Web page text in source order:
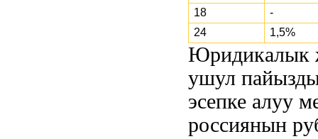
18
-
24
1,5%
Юридикалык
ушул
эсепке алуу
россиянын